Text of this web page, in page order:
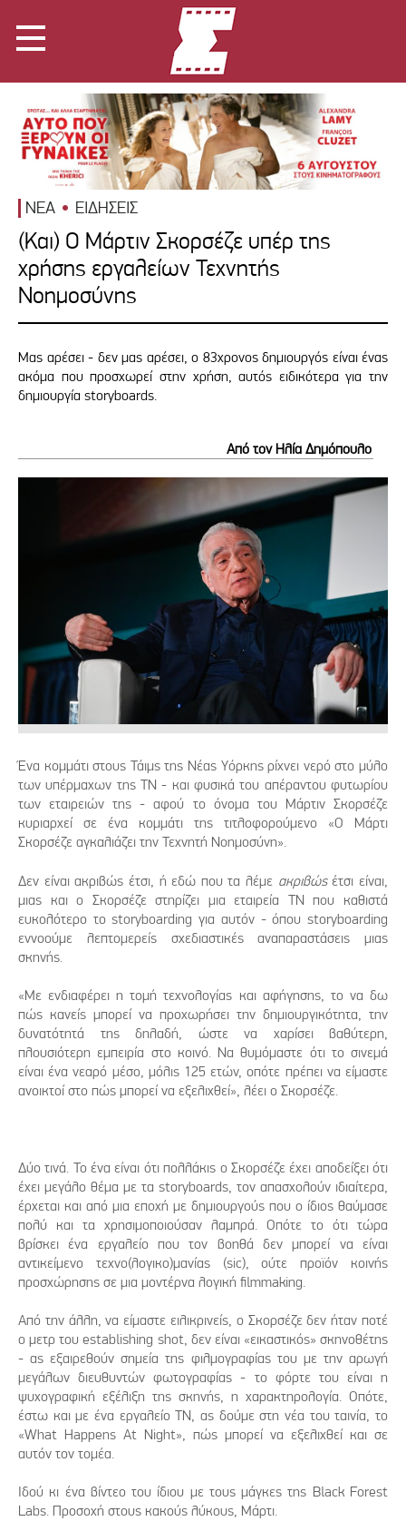
ΝΕΑ ΕΙΔΗΣΕΙΣ
(Και) Ο Μάρτιν Σκορσέζε υπέρ της
χρήσης εργαλείων Τεχνητής
Νοημοσύνης
Μας αρέσει - δεν μας αρέσει, ο 83χρονος δημιουργός είναι ένας
ακόμα που προσχωρεί στην χρήση, αυτός ειδικότερα για την
δημιουργία storyboards.
Από τον Ηλία Δημόπουλο
Ένα κομμάτι στους Τάιμς της Νέας Υόρκης ρίχνει νερό στο μύλο
των υπέρμαχων της ΤΝ - και φυσικά του απέραντου φυτωρίου
των εταιρειών της - αφού το όνομα του Μάρτιν Σκορσέζε
κυριαρχεί σε ένα κομμάτι της τιτλοφορούμενο «Ο Μάρτι
Σκορσέζε αγκαλιάζει την Τεχνητή Νοημοσύνη».
Δεν είναι ακριβώς έτσι, ή εδώ που τα λέμε ακριβώςέτσι είναι,
μιας και ο Σκορσέζε στηρίζει μια εταιρεία ΤΝ που καθιστά
ευκολότερο το storyboarding για αυτόν - όπου storyboarding
εννοούμε λεπτομερείς σχεδιαστικές αναπαραστάσεις μιας
σκηνής.
«Με ενδιαφέρει η τομή τεχνολογίας και αφήγησης, το να δω
πώς κανείς μπορεί να προχωρήσει την δημιουργικότητα, την
δυνατότητά της δηλαδή, ώστε να χαρίσει βαθύτερη,
πλουσιότερη εμπειρία στο κοινό. Να θυμόμαστε ότι το σινεμά
είναι ένα νεαρό μέσο, μόλις 125 ετών, οπότε πρέπει να είμαστε
ανοικτοί στο πώς μπορεί να εξελιχθεί», λέει ο Σκορσέζε.
Δύο τινά. Το ένα είναι ότι πολλάκις ο Σκορσέζε έχει αποδείξει ότι
έχει μεγάλο θέμα με τα storyboards, τον απασχολούν ιδιαίτερα,
έρχεται και από μια εποχή με δημιουργούς που ο ίδιος θαύμασε
πολύ και τα χρησιμοποιούσαν λαμπρά. Οπότε το ότι τώρα
βρίσκει ένα εργαλείο που τον βοηθά δεν μπορεί να είναι
αντικείμενο τεχνο(λογικο)μανίας (sic), ούτε προϊόν κοινής
προσχώρησης σε μια μοντέρνα λογική filmmaking.
Από την άλλη, να είμαστε ειλικρινείς, ο Σκορσέζε δεν ήταν ποτέ
ο μετρ του establishing shot, δεν είναι «εικαστικός» σκηνοθέτης
- ας εξαιρεθούν σημεία της φιλμογραφίας του με την αρωγή
μεγάλων διευθυντών φωτογραφίας - το φόρτε του είναι η
ψυχογραφική εξέλιξη της σκηνής, η χαρακτηρολογία. Οπότε,
έστω και με ένα εργαλείο ΤΝ, ας δούμε στη νέα του ταινία, το
«What Happens At Night», πώς μπορεί να εξελιχθεί και σε
αυτόν τον τομέα.
Ιδού κι ένα βίντεο του ίδιου με τους μάγκες της Black Forest
Labs. Προσοχή στους κακούς λύκους, Μάρτι.